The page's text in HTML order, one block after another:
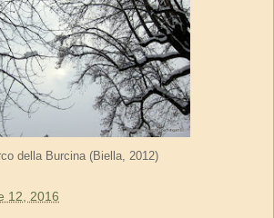
della Burcina (Biella, 2012)
12, 2016